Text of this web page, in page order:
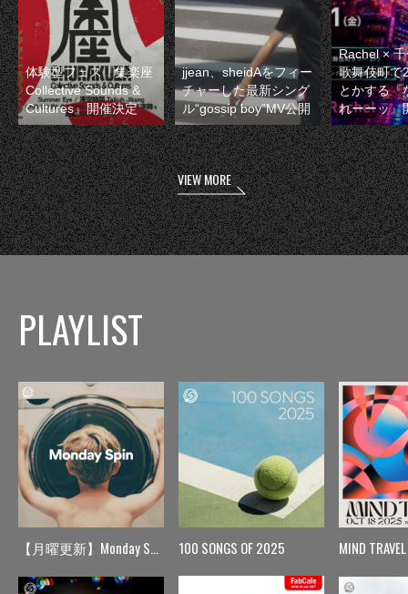
体験型フェス『集楽座
Collective Sounds &
Cultures』開催決定
jjean、sheidAをフィー
チャーした最新シング
ル“gossip boy”MV公開
Rachel ×
歌舞伎町で
とかする『
れーーッ』
VIEW MORE
PLAYLIST
【月曜更新】Monday Spin 100 SONGS OF 2025 MIND TRAVEL